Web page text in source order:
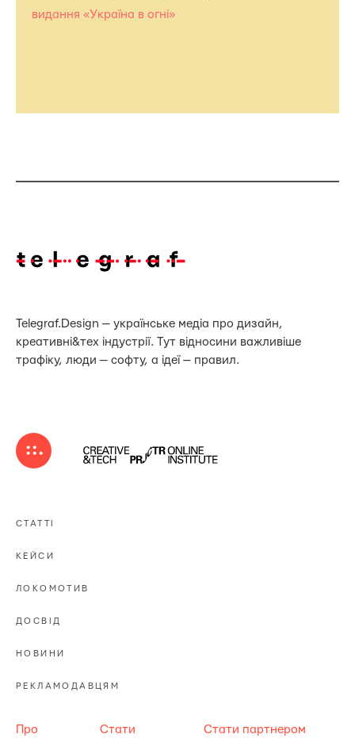
видання «Україна в огні»
Telegraf.Design — українське медіа про дизайн,
креативні&тех індустрії. Тут відносини важливіше
трафіку, люди — софту, а ідеї — правил.
СТАТТІ
КЕЙСИ
ЛОКОМОТИВ
ДОСВІД
НОВИНИ
РЕКЛАМОДАВЦЯМ
Про
Стати
Стати партнером